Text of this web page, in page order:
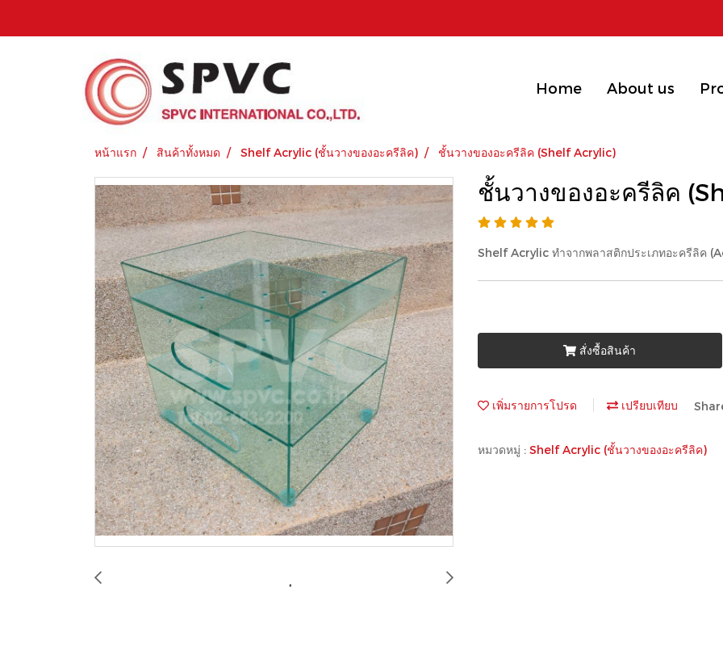
Home About us
หน้าแรก สินค้าทั้งหมด Shelf Acrylic (ชั้นวางของอะครีลิค) ชั้นวางของอะครีลิค (Shelf Acrylic)
ชั้นวางของอะครีลิค
Shelf Acrylic ทำจากพลาสติกประเภทอะครีลิค
สั่งซื้อสินค้า
เพิ่มรายการโปรด เปรียบเทียบ
หมวดหมู่ : Shelf Acrylic (ชั้นวางของอะครีลิค)